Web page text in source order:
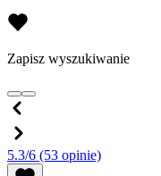
Zapisz wyszukiwanie
5.3/6 (53 opinie)